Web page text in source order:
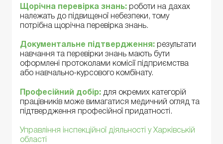
Щорічна перевірка знань: роботи на дахах
належать до підвищеної небезпеки, тому
потрібна щорічна перевірка знань.
Документальне підтвердження: результати
навчання та перевірки знань мають бути
оформлені протоколами комісії підприємства
або навчально-курсового комбінату.
Професійний добір: для окремих категорій
працівників може вимагатися медичний огляд та
підтвердження професійної придатності.
Управління інспекційної діяльності у Харківській
області